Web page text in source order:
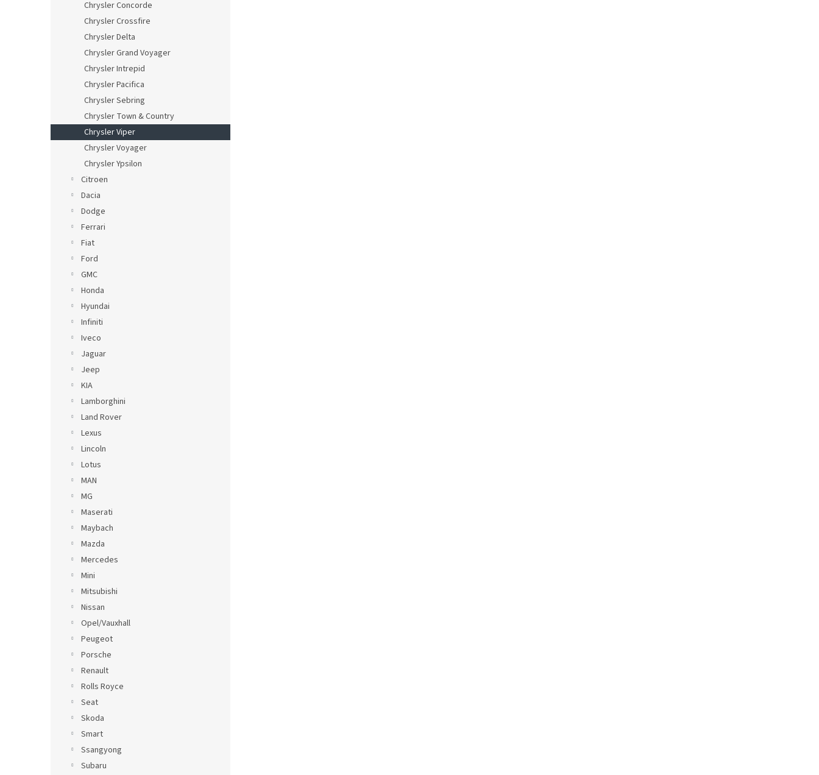
Chrysler Concorde
Chrysler Crossfire
Chrysler Delta
Chrysler Grand Voyager
Chrysler Intrepid
Chrysler Pacifica
Chrysler Sebring
Chrysler Town & Country
Chrysler Viper
Chrysler Voyager
Chrysler Ypsilon
Citroen
Dacia
Dodge
Ferrari
Fiat
Ford
GMC
Honda
Hyundai
Infiniti
Iveco
Jaguar
Jeep
KIA
Lamborghini
Land Rover
Lexus
Lincoln
Lotus
MAN
MG
Maserati
Maybach
Mazda
Mercedes
Mini
Mitsubishi
Nissan
Opel/Vauxhall
Peugeot
Porsche
Renault
Rolls Royce
Seat
Skoda
Smart
Ssangyong
Subaru